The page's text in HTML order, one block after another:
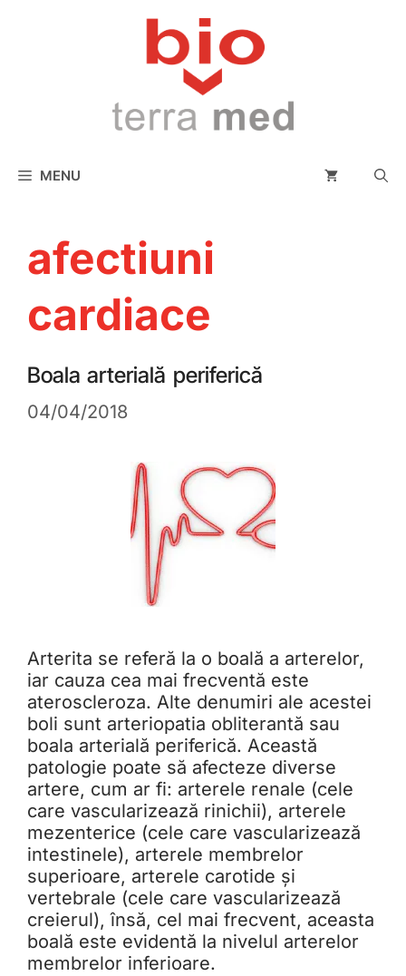
MENU
afectiuni
cardiace
Boala arterială periferică
04/04/2018
Arterita se referă la o boală a arterelor,
iar cauza cea mai frecventă este
ateroscleroza. Alte denumiri ale acestei
boli sunt arteriopatia obliterantă sau
boala arterială periferică. Această
patologie poate să afecteze diverse
artere, cum ar fi: arterele renale (cele
care vascularizează rinichii), arterele
mezenterice (cele care vascularizează
intestinele), arterele membrelor
superioare, arterele carotide și
vertebrale (cele care vascularizează
creierul), însă, cel mai frecvent, aceasta
boală este evidentă la nivelul arterelor
membrelor inferioare.